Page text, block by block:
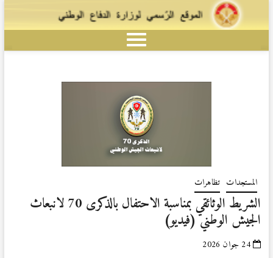
المستجدات تظاهرات
الشريط الوثائقي بمناسبة الاحتفال بالذكرى 70 لانبعاث
الجيش الوطني (فيديو)
24 جوان 2026